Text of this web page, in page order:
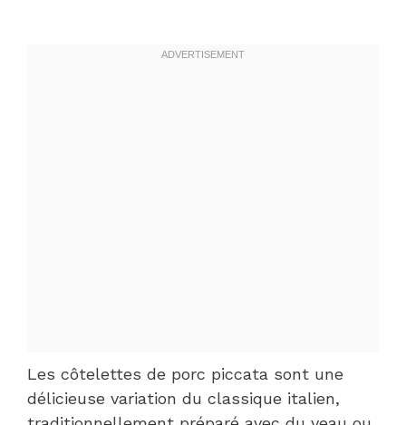
Les côtelettes de porc piccata sont une
délicieuse variation du classique italien,